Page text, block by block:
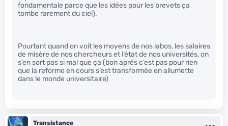
fondamentale parce que les idées pour les brevets ça
tombe rarement du ciel).
Pourtant quand on voit les moyens de nos labos, les salaires
de misère de nos chercheurs et l’état de nos universités, on
s’en sort pas si mal que ça (bon après c’est pas pour rien
que la reforme en cours s’est transformée en allumette
dans le monde universitaire)
Transistance